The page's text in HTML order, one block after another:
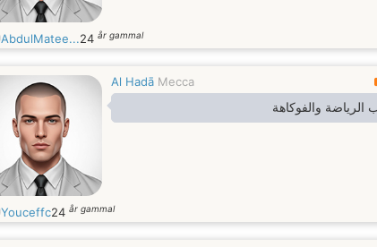
AbdulMatee...24 år gammal
Al Hadā Mecca
الرياضة والفوكاهة
Youceffc24 år gammal